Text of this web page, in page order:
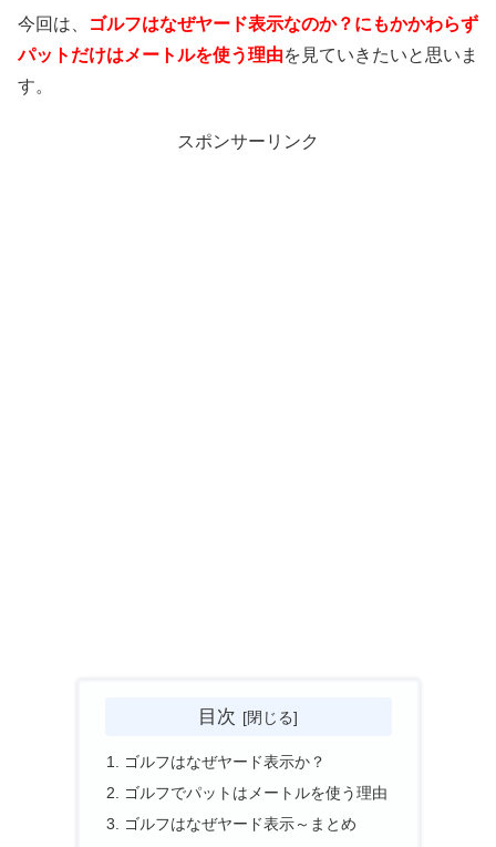
今回は、
ゴルフはなぜヤード表示なのか？にもかかわらず
パットだけはメートルを使う理由を見ていきたいと思いま
す。
スポンサーリンク
目次
ゴルフはなぜヤード表示か？
ゴルフでパットはメートルを使う理由
ゴルフはなぜヤード表示～まとめ